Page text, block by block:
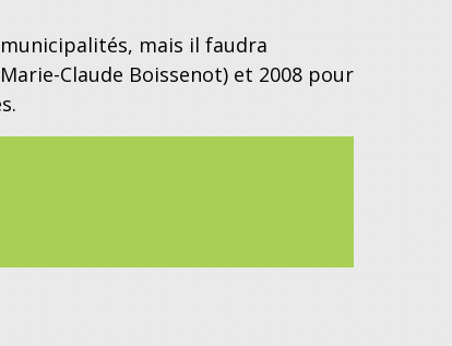
municipalités, mais il faudra
Claude Boissenot) et 2008 pour